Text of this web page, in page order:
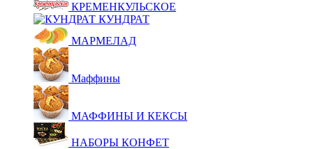
КРЕМЕНКУЛЬСКОЕ
КУНДРАТ
МАРМЕЛАД
Маффины
МАФФИНЫ И КЕКСЫ
НАБОРЫ КОНФЕТ